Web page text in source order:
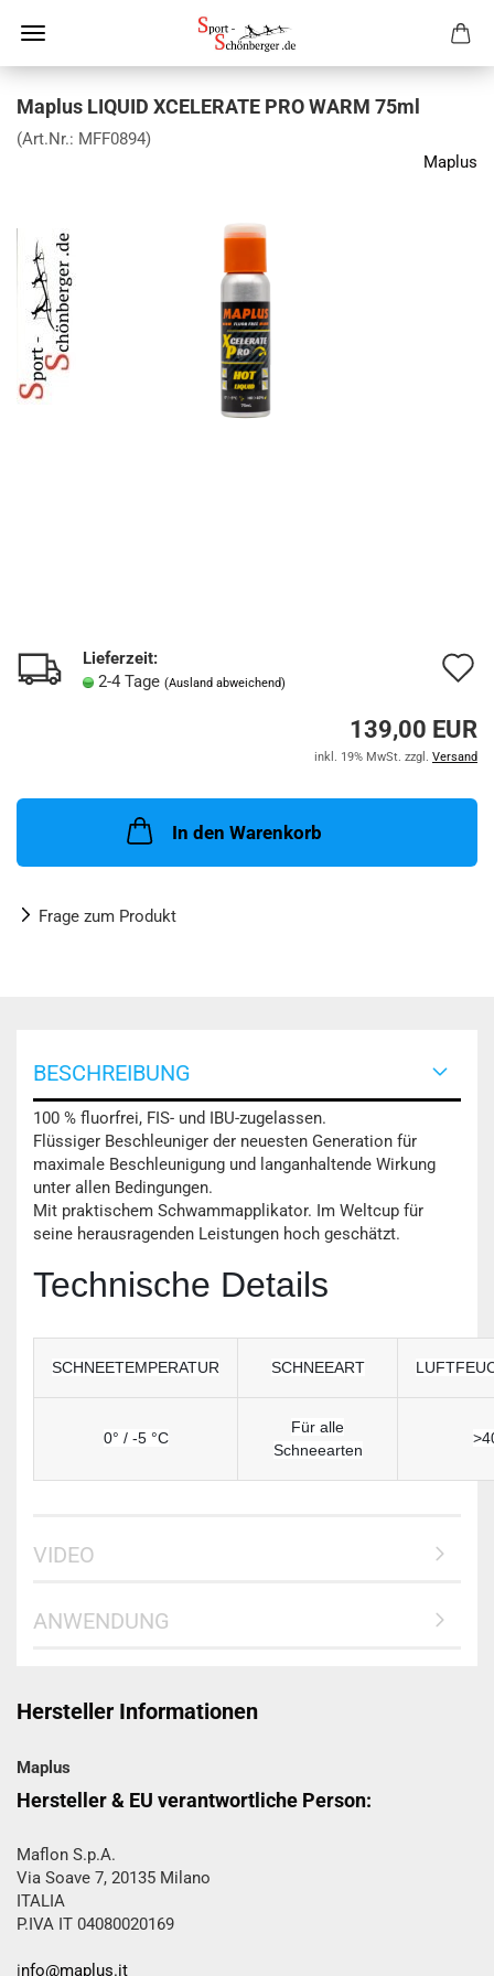
Maplus LIQUID XCELERATE PRO WARM 75ml
(Art.Nr.: MFF0894)
Maplus
Lieferzeit:
2-4 Tage (Ausland abweichend)
139,00 EUR
inkl. 19% MwSt. zzgl. Versand
In den Warenkorb
Frage zum Produkt
BESCHREIBUNG
100 % fluorfrei, FIS- und IBU-zugelassen.
Flüssiger Beschleuniger der neuesten Generation für
maximale Beschleunigung und langanhaltende Wirkung
unter allen Bedingungen.
Mit praktischem Schwammapplikator. Im Weltcup für
seine herausragenden Leistungen hoch geschätzt.
Technische Details
SCHNEETEMPERATUR SCHNEEART
0° / -5 °C
Für alle
Schneearten
VIDEO
ANWENDUNG
Hersteller Informationen
Maplus
Hersteller & EU verantwortliche Person:
Maflon S.p.A.
Via Soave 7, 20135 Milano
ITALIA
P.IVA IT 04080020169
info@maplus.it